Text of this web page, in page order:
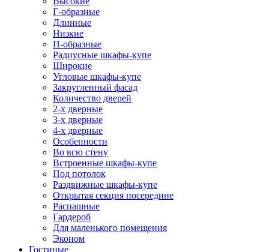
Г-образные
Длинные
Низкие
П-образные
Радиусные шкафы-купе
Широкие
Угловые шкафы-купе
Закругленный фасад
Количество дверей
2-х дверные
3-х дверные
4-х дверные
Особенности
Во всю стену
Встроенные шкафы-купе
Под потолок
Раздвижные шкафы-купе
Открытая секция посередине
Распашные
Гардероб
Для маленького помещения
Эконом
Гостиные